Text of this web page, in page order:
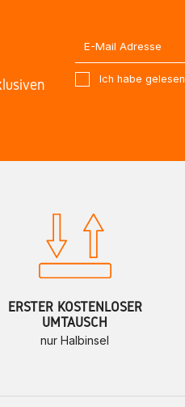
Ich habe
ERSTER KOSTENLOSER
UMTAUSCH
nur Halbinsel